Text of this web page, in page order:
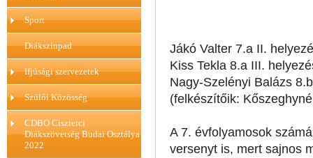
Sport
Diákszínpad
Ifjúsági szervezetek
Szülői Közösség
CDBO Ciszterci
Diákszövetség Budai Osztálya
2022
Jákó Valter 7.a II.
Kiss Tekla 8.a III.
Nagy-Szelényi Balázs
(felkészítőik:
A 7. évfolyamosok
versenyt is, mert sajnos